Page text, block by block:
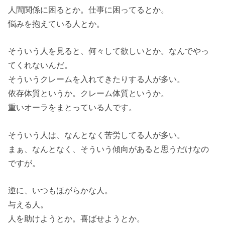
人間関係に困るとか。仕事に困ってるとか。
悩みを抱えている人とか。
そういう人を見ると、何々して欲しいとか。なんでやっ
てくれないんだ。
そういうクレームを入れてきたりする人が多い。
依存体質というか。クレーム体質というか。
重いオーラをまとっている人です。
そういう人は、なんとなく苦労してる人が多い。
まぁ、なんとなく、そういう傾向があると思うだけなの
ですが。
逆に、いつもほがらかな人。
与える人。
人を助けようとか。喜ばせようとか。